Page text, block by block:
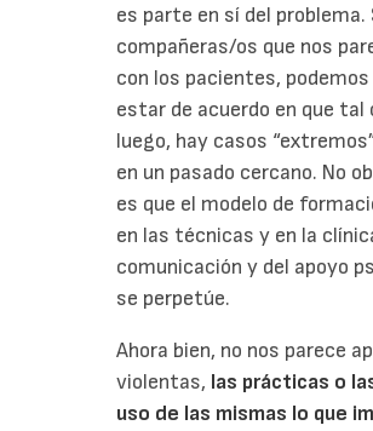
es parte en sí del
compañeras/os que nos
con los pacientes,
estar de acuerdo en que
luego, hay casos
en un pasado cercano. No
es que el modelo de
en las técnicas y en la
comunicación y del apoyo
se perpetúe.
Ahora bien, no nos parece
violentas, las prácticas o
uso de las mismas lo que